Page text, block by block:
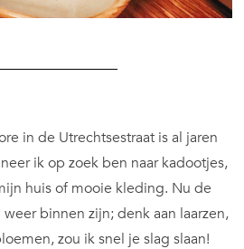
in de Utrechtsestraat is al jaren
ik op zoek ben naar kadootjes,
huis of mooie kleding. Nu de
binnen zijn; denk aan laarzen,
zou ik snel je slag slaan!